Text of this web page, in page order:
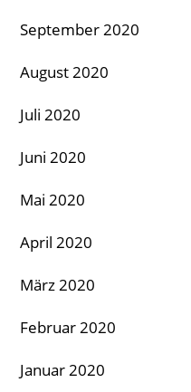
September 2020
August 2020
Juli 2020
Juni 2020
Mai 2020
April 2020
März 2020
Februar 2020
Januar 2020